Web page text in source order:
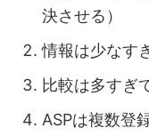
決させる）
情報は少なす
比較は多すぎ
ASPは複数登